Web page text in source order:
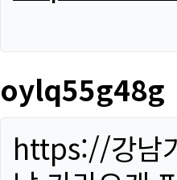
oylq55g48g
https://강남